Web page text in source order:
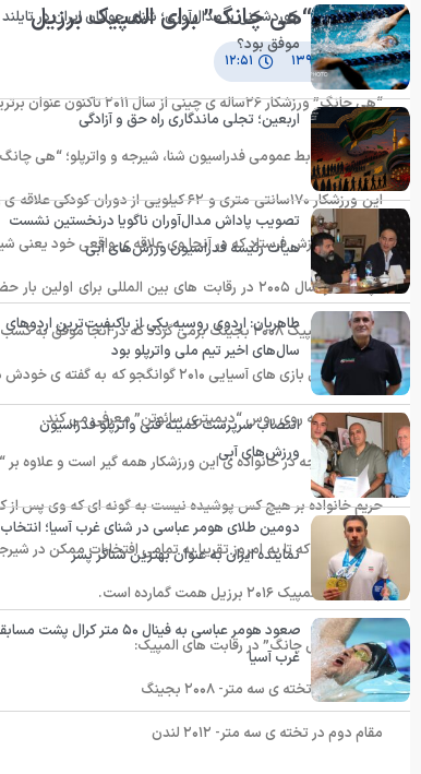
دورخیز “هی چانگ” برای المپیک برزیل
۱ مهر ۱۳۹۲ ۱۲:۵۱
“هی چانگ” ورزشکار ٢۶ساله ی چینی از سال ٢۰١١ تاکنون عنوان برترین شیرجه روی تخته ی سه متر را در کارنامه ی خود دارد.
به گزارش روابط عمومی فدراسیون شنا، شیرجه و واترپلو؛ “هی
این ورزشکار ١٧۰سانتی متری و ۶٢
مدرسه ی ورزش فرستاد که در آنجا وی علاقه ی واقعی خود یعنی
“چانگ” از سال ٢۰۰۵ در رقابت های بین المللی
مسابقات المپیک ٢۰۰٨ بجینگ برمی گردد که در آنجا موفق به کسب مدال طلای تخته ی سه متر در سن ٢١سالگی شد.
حامل مشعل بازی های آسیایی ٢۰١۰
خود را شیرجه روی روس “دیمیتری سائوتن” معرفی می کند.
رشته ی شیرجه در خانواده ی این ورزشکار همه گیر است و علاوه
حریم خانواده بر هیچ کس پوشیده نیست به گونه ای که وی پس از کسب مدال طلا در بازی های
“هی چانگ” که تا به امروز تقریبا به تمامی افتخارات ممکن در
رقابت های المپیک ٢۰١۶ برزیل همت گمارده است.
*عناوین “هی چانگ” در رقابت های المپیک:
مقام اول در تخته ی سه متر- ٢۰۰٨ بجینگ
مقام دوم در تخته ی سه متر- ٢۰١٢ لندن
رکوردشکنی یا مدال‌آوری؛ شنای جوانان ایران در تایلند
موفق بود؟
اربعین؛ تجلی ماندگاری راه حق و آزادگی
تصویب پاداش مدال‌آوران ناگویا درنخستین نشست
هیأت رئیسه فدراسیون ورزش‌های آبی
طاهریان: اردوی روسیه یکی از باکیفیت‌ترین اردوهای
سال‌های اخیر تیم ملی واترپلو بود
انتصاب سرپرست کمیته فنی واترپلو فدراسیون
ورزش‌های آبی
دومین طلای هومر عباسی در شنای غرب آسیا؛ انتخاب
نماینده ایران به عنوان بهترین شناگر پسر
صعود هومر عباسی به فینال ۵۰ متر کرال پشت
غرب آسیا